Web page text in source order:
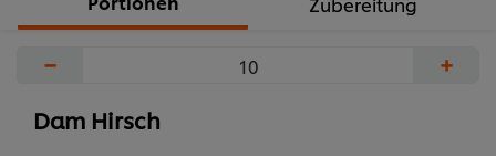
− +
Dam Hirsch